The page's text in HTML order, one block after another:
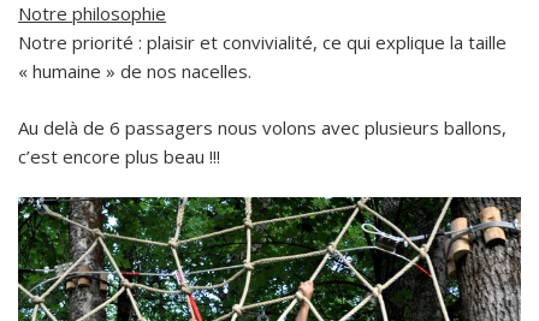
Notre philosophie
Notre priorité : plaisir et convivialité, ce qui explique la taille
« humaine » de nos nacelles.
Au delà de 6 passagers nous volons avec plusieurs ballons,
c’est encore plus beau !!!